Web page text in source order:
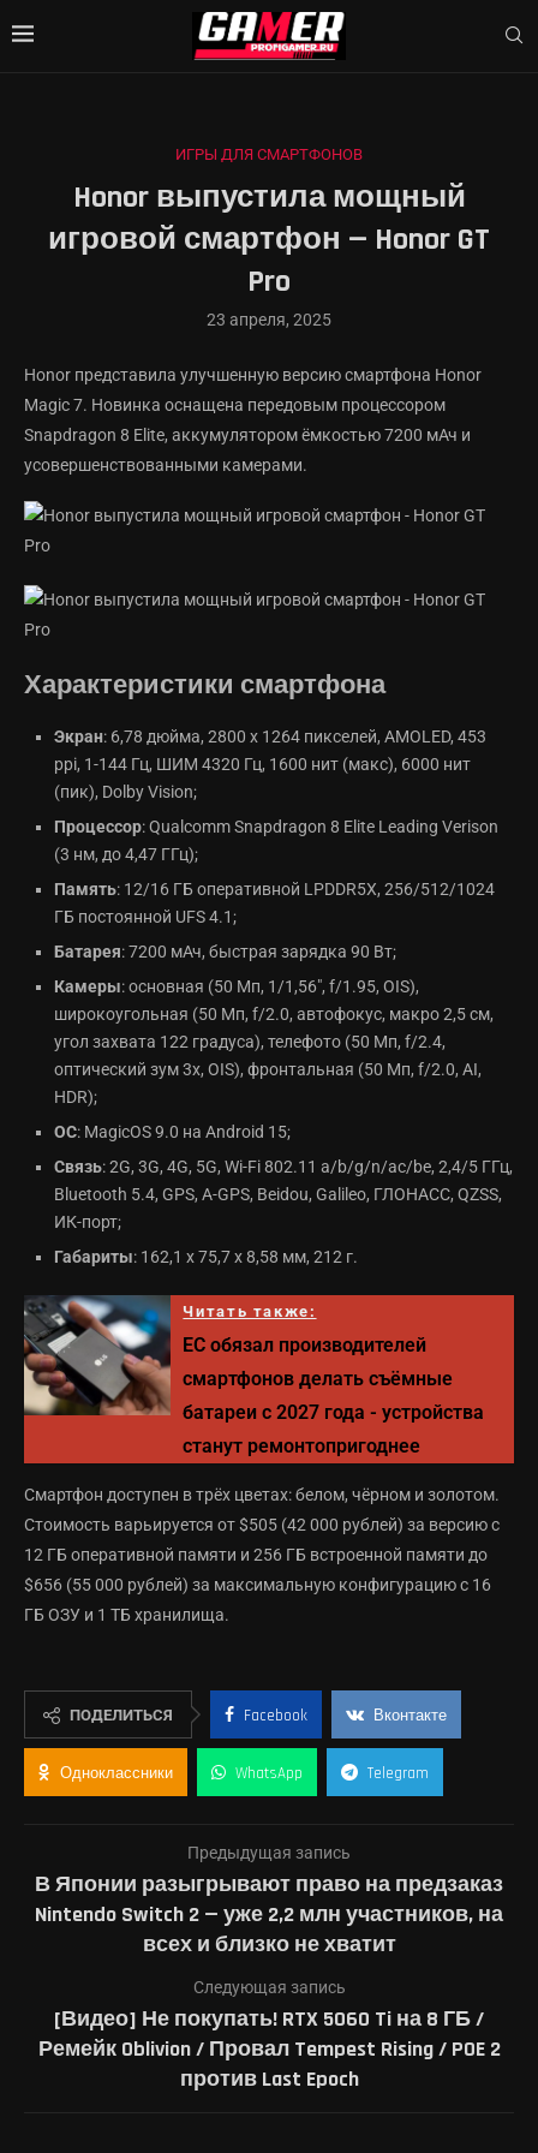
ИГРЫ ДЛЯ СМАРТФОНОВ
Honor выпустила мощный
игровой смартфон — Honor GT
Pro
23 апреля, 2025
Honor представила улучшенную версию смартфона Honor
Magic 7. Новинка оснащена передовым процессором
Snapdragon 8 Elite, аккумулятором ёмкостью 7200 мАч и
усовершенствованными камерами.
Характеристики смартфона
Экран: 6,78 дюйма, 2800 х 1264 пикселей, AMOLED, 453
ppi, 1-144 Гц, ШИМ 4320 Гц, 1600 нит (макс), 6000 нит
(пик), Dolby Vision;
Процессор: Qualcomm Snapdragon 8 Elite Leading Verison
(3 нм, до 4,47 ГГц);
Память: 12/16 ГБ оперативной LPDDR5X, 256/512/1024
ГБ постоянной UFS 4.1;
Батарея: 7200 мАч, быстрая зарядка 90 Вт;
Камеры: основная (50 Мп, 1/1,56", f/1.95, OIS),
широкоугольная (50 Мп, f/2.0, автофокус, макро 2,5 см,
угол захвата 122 градуса), телефото (50 Мп, f/2.4,
оптический зум 3х, OIS), фронтальная (50 Мп, f/2.0, AI,
HDR);
ОС: MagicOS 9.0 на Android 15;
Связь: 2G, 3G, 4G, 5G, Wi-Fi 802.11 a/b/g/n/ac/be, 2,4/5 ГГц,
Bluetooth 5.4, GPS, A-GPS, Beidou, Galileo, ГЛОНАСС, QZSS,
ИК-порт;
Габариты: 162,1 x 75,7 x 8,58 мм, 212 г.
Читать также:
ЕС обязал производителей
смартфонов делать съёмные
батареи с 2027 года - устройства
станут ремонтопригоднее
Смартфон доступен в трёх цветах: белом, чёрном и золотом.
Стоимость варьируется от $505 (42 000 рублей) за версию с
12 ГБ оперативной памяти и 256 ГБ встроенной памяти до
$656 (55 000 рублей) за максимальную конфигурацию с 16
ГБ ОЗУ и 1 ТБ хранилища.
ПОДЕЛИТЬСЯ Facebook Вконтакте
Одноклассники WhatsApp Telegram
Предыдущая запись
В Японии разыгрывают право на предзаказ
Nintendo Switch 2 — уже 2,2 млн участников, на
всех и близко не хватит
Следующая запись
[Видео] Не покупать! RTX 5060 Ti на 8 ГБ /
Ремейк Oblivion / Провал Tempest Rising / POE 2
против Last Epoch